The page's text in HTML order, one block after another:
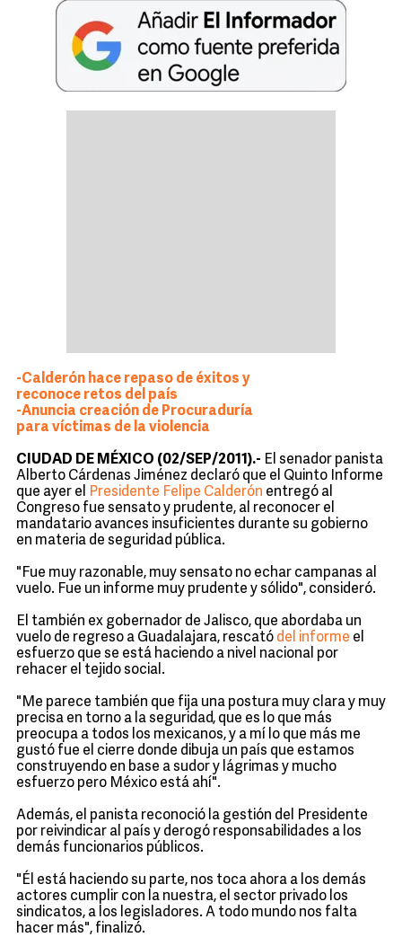
-Calderón hace repaso de éxitos y
reconoce retos del país
-Anuncia creación de Procuraduría
para víctimas de la violencia
CIUDAD DE MÉXICO (02/SEP/2011).- El senador panista
Alberto Cárdenas Jiménez declaró que el Quinto Informe
que ayer el Presidente Felipe Calderón entregó al
Congreso fue sensato y prudente, al reconocer el
mandatario avances insuficientes durante su gobierno
en materia de seguridad pública.
"Fue muy razonable, muy sensato no echar campanas al
vuelo. Fue un informe muy prudente y sólido", consideró.
El también ex gobernador de Jalisco, que abordaba un
vuelo de regreso a Guadalajara, rescató del informe el
esfuerzo que se está haciendo a nivel nacional por
rehacer el tejido social.
"Me parece también que fija una postura muy clara y muy
precisa en torno a la seguridad, que es lo que más
preocupa a todos los mexicanos, y a mí lo que más me
gustó fue el cierre donde dibuja un país que estamos
construyendo en base a sudor y lágrimas y mucho
esfuerzo pero México está ahí".
Además, el panista reconoció la gestión del Presidente
por reivindicar al país y derogó responsabilidades a los
demás funcionarios públicos.
"Él está haciendo su parte, nos toca ahora a los demás
actores cumplir con la nuestra, el sector privado los
sindicatos, a los legisladores. A todo mundo nos falta
hacer más", finalizó.